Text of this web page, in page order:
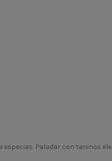
Paladar con taninos